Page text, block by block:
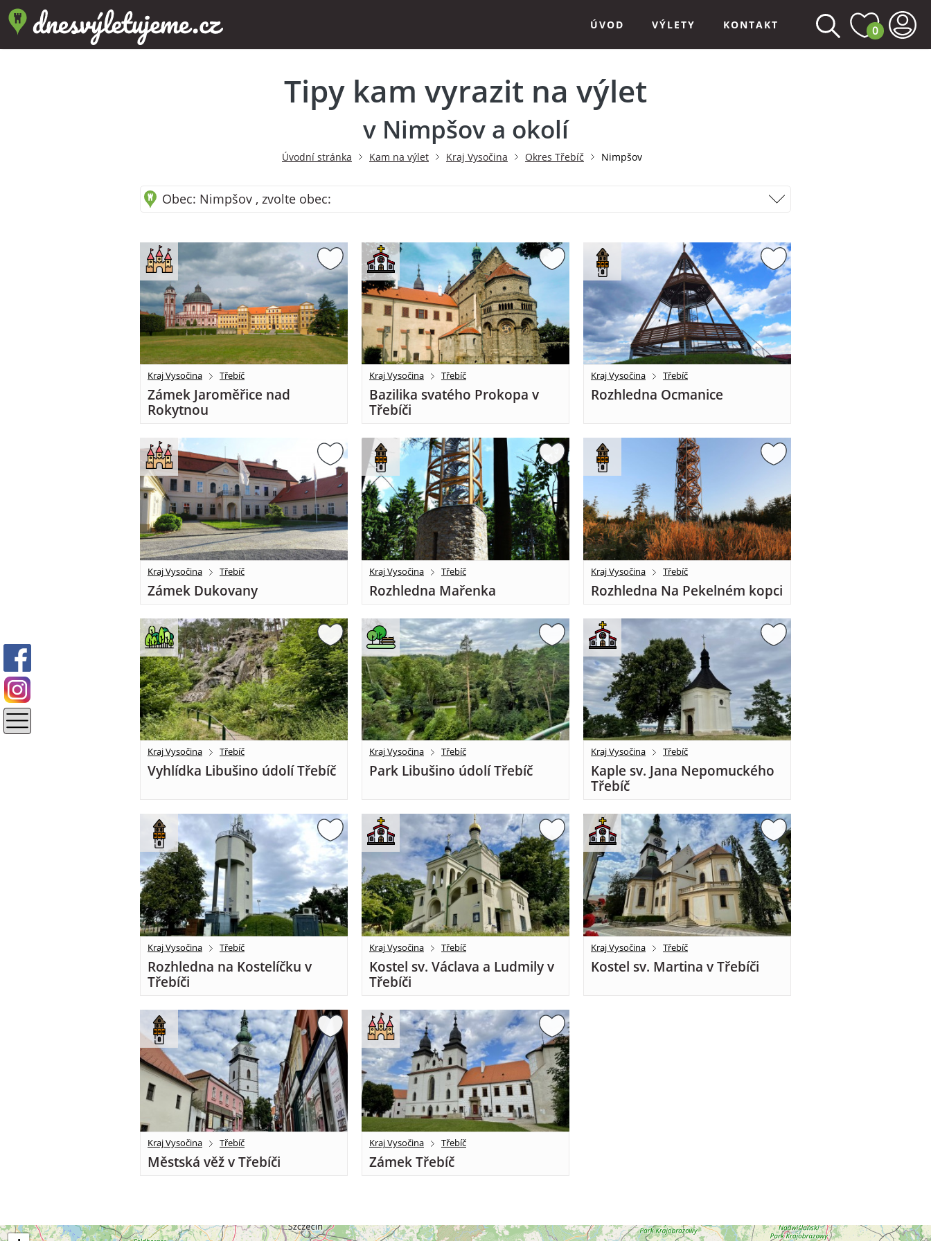
ÚVOD VÝLETY KONTAKT 0
Tipy kam vyrazit na výlet
v Nimpšov a okolí
Úvodní stránka Kam na výlet Kraj Vysočina Okres Třebíč Nimpšov
Obec: Nimpšov , zvolte obec:
Kraj Vysočina Třebíč
Zámek Jaroměřice nad
Rokytnou
Kraj Vysočina Třebíč
Bazilika svatého Prokopa v
Třebíči
Kraj Vysočina Třebíč
Rozhledna Ocmanice
Kraj Vysočina Třebíč
Zámek Dukovany
Kraj Vysočina Třebíč
Rozhledna Mařenka
Kraj Vysočina Třebíč
Rozhledna Na Pekelném kopci
Kraj Vysočina Třebíč
Vyhlídka Libušino údolí Třebíč
Kraj Vysočina Třebíč
Park Libušino údolí Třebíč
Kraj Vysočina Třebíč
Kaple sv. Jana Nepomuckého
Třebíč
Kraj Vysočina Třebíč
Rozhledna na Kostelíčku v
Třebíči
Kraj Vysočina Třebíč
Kostel sv. Václava a Ludmily v
Třebíči
Kraj Vysočina Třebíč
Kostel sv. Martina v Třebíči
Kraj Vysočina Třebíč
Městská věž v Třebíči
Kraj Vysočina Třebíč
Zámek Třebíč